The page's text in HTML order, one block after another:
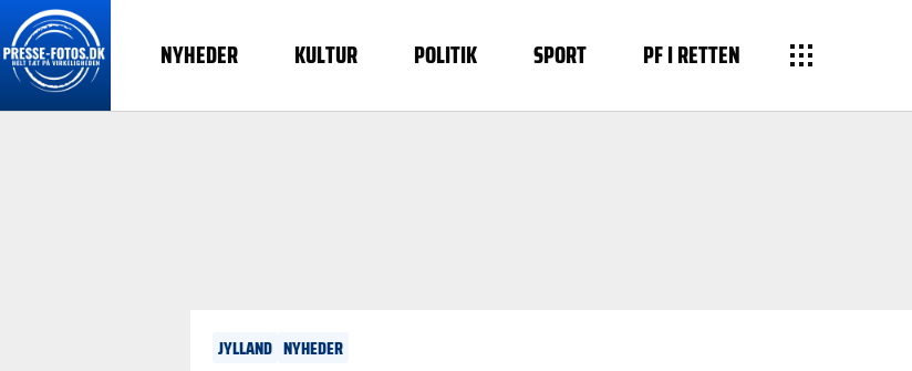
NYHEDER KULTUR POLITIK SPORT PF I RETTEN
JYLLAND NYHEDER